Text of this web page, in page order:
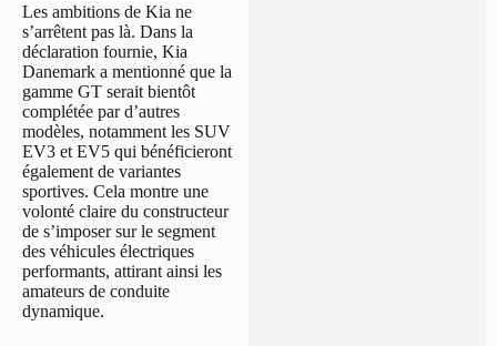
Les ambitions de Kia ne
s’arrêtent pas là. Dans la
déclaration fournie, Kia
Danemark a mentionné que la
gamme GT serait bientôt
complétée par d’autres
modèles, notamment les SUV
EV3 et EV5 qui bénéficieront
également de variantes
sportives. Cela montre une
volonté claire du constructeur
de s’imposer sur le segment
des véhicules électriques
performants, attirant ainsi les
amateurs de conduite
dynamique.